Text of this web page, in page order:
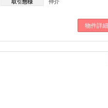
取引態様
仲介
物件詳